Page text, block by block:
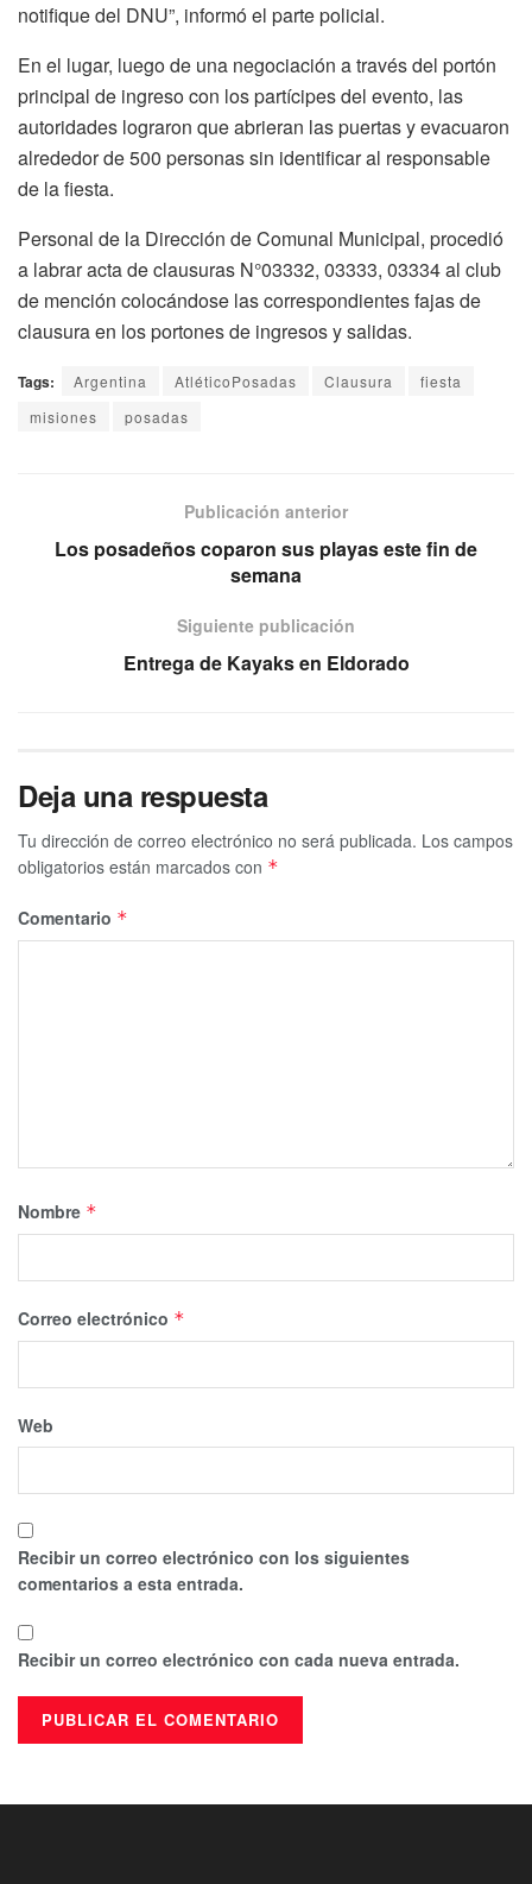
notifique del DNU”, informó el parte policial.
En el lugar, luego de una negociación a través del portón
principal de ingreso con los partícipes del evento, las
autoridades lograron que abrieran las puertas y evacuaron
alrededor de 500 personas sin identificar al responsable
de la fiesta.
Personal de la Dirección de Comunal Municipal, procedió
a labrar acta de clausuras N°03332, 03333, 03334 al club
de mención colocándose las correspondientes fajas de
clausura en los portones de ingresos y salidas.
Tags: Argentina AtléticoPosadas Clausura
fiesta
misiones
posadas
Publicación anterior
Los posadeños coparon sus playas este fin de
semana
Siguiente publicación
Entrega de Kayaks en Eldorado
Deja una respuesta
Tu dirección de correo electrónico no será publicada. Los campos
obligatorios están marcados con *
Comentario *
Nombre *
Correo electrónico *
Web
Recibir un correo electrónico con los siguientes
comentarios a esta entrada.
Recibir un correo electrónico con cada nueva entrada.